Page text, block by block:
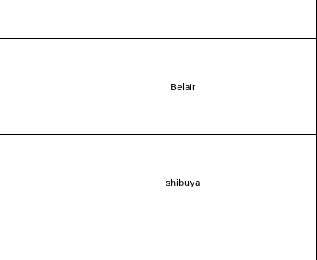
Belair
shibuya